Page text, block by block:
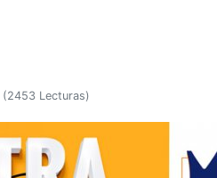
(2453 Lecturas)